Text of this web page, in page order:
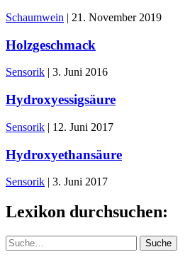
Schaumwein | 21. November 2019
Holzgeschmack
Sensorik | 3. Juni 2016
Hydroxyessigsäure
Sensorik | 12. Juni 2017
Hydroxyethansäure
Sensorik | 3. Juni 2017
Lexikon durchsuchen:
Suche Suche